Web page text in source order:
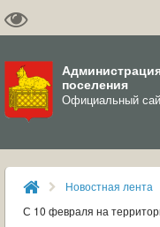
поселения
Официальный
ГОРОД
ДУМА
Новостная лента
С 10 февраля на